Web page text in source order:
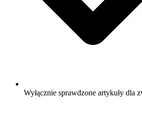
Wyłącznie sprawdzone artykuły dla